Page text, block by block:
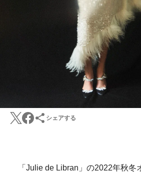
シェアする
「Julie de Libran」の2022年秋冬